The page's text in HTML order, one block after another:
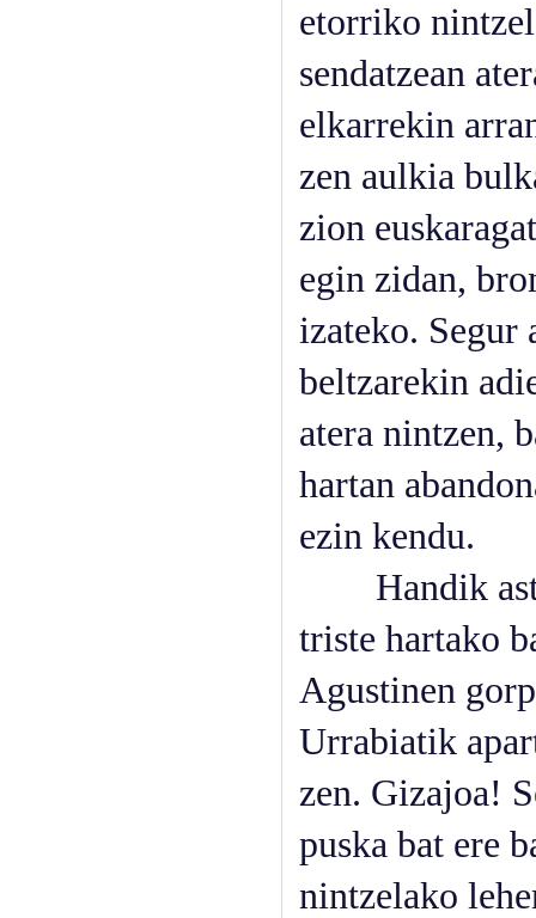
etorriko
sendatzean
elkarrekin
zen aulkia
zion
egin zidan,
izateko. Segur
beltzarekin
atera nintzen,
hartan
ezin kendu.
Handik aste
triste hartako
Agustinen
Urrabiatik
zen. Gizajoa!
puska bat ere
nintzelako